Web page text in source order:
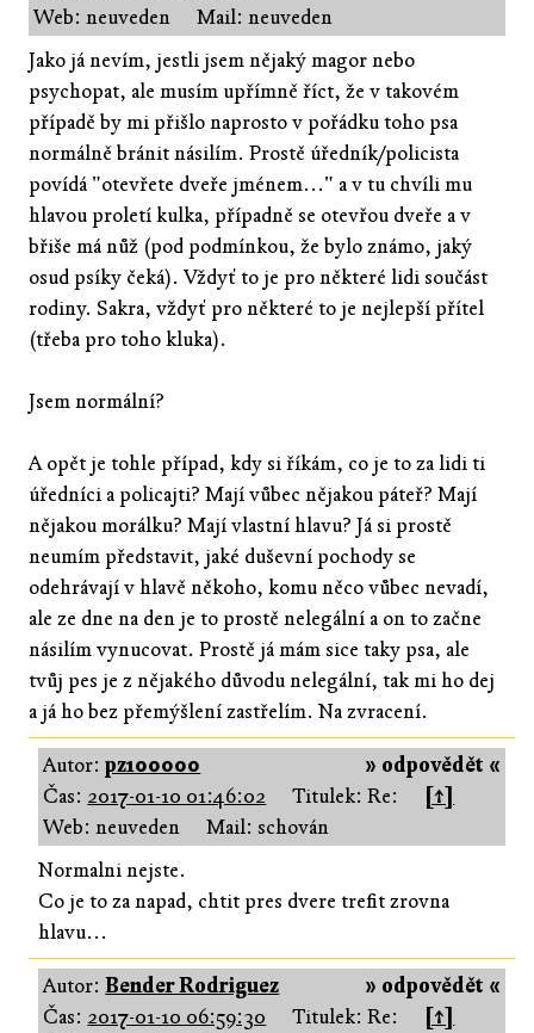
Web: neuveden
Mail: neuveden
Jako já nevím, jestli jsem nějaký magor nebo
psychopat, ale musím upřímně říct, že v takovém
případě by mi přišlo naprosto v pořádku toho psa
normálně bránit násilím. Prostě úředník/policista
povídá "otevřete dveře jménem..." a v tu chvíli mu
hlavou proletí kulka, případně se otevřou dveře a v
břiše má nůž (pod podmínkou, že bylo známo, jaký
osud psíky čeká). Vždyť to je pro některé lidi součást
rodiny. Sakra, vždyť pro některé to je nejlepší přítel
(třeba pro toho kluka).
Jsem normální?
A opět je tohle případ, kdy si říkám, co je to za lidi ti
úředníci a policajti? Mají vůbec nějakou páteř? Mají
nějakou morálku? Mají vlastní hlavu? Já si prostě
neumím představit, jaké duševní pochody se
odehrávají v hlavě někoho, komu něco vůbec nevadí,
ale ze dne na den je to prostě nelegální a on to začne
násilím vynucovat. Prostě já mám sice taky psa, ale
tvůj pes je z nějakého důvodu nelegální, tak mi ho dej
a já ho bez přemýšlení zastřelím. Na zvracení.
» odpovědět «
Autor:pz100000
Čas: 2017-01-10 01:46:02 Titulek: Re:
[↑]
Web: neuveden
Mail: schován
Normalni nejste.
Co je to za napad, chtit pres dvere trefit zrovna
hlavu...
» odpovědět «
Autor:Bender Rodriguez
Čas: 2017-01-10 06:59:30 Titulek: Re:
[↑]